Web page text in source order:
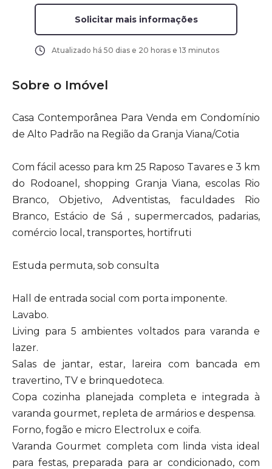
Solicitar mais informações
Atualizado há 50 dias e 20 horas e 13 minutos
Sobre o Imóvel
Casa Contemporânea Para Venda em Condomínio
de Alto Padrão na Região da Granja Viana/Cotia
Com fácil acesso para km 25 Raposo Tavares e 3 km
do Rodoanel, shopping Granja Viana, escolas Rio
Branco, Objetivo, Adventistas, faculdades Rio
Branco, Estácio de Sá , supermercados, padarias,
comércio local, transportes, hortifruti
Estuda permuta, sob consulta
Hall de entrada social com porta imponente.
Lavabo.
Living para 5 ambientes voltados para varanda e
lazer.
Salas de jantar, estar, lareira com bancada em
travertino, TV e brinquedoteca.
Copa cozinha planejada completa e integrada à
varanda gourmet, repleta de armários e despensa.
Forno, fogão e micro Electrolux e coifa.
Varanda Gourmet completa com linda vista ideal
para festas, preparada para ar condicionado, com